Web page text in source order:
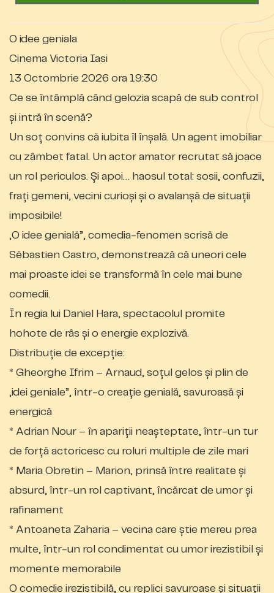
O idee geniala
Cinema Victoria Iasi
13 Octombrie 2026 ora 19:30
Ce se întâmplă când gelozia scapă de sub control
și intră în scenă?
Un soț convins că iubita îl înșală. Un agent imobiliar
cu zâmbet fatal. Un actor amator recrutat să joace
un rol periculos. Și apoi… haosul total: sosii, confuzii,
frați gemeni, vecini curioși și o avalanșă de situații
imposibile!
„O idee genială”, comedia-fenomen scrisă de
Sébastien Castro, demonstrează că uneori cele
mai proaste idei se transformă în cele mai bune
comedii.
În regia lui Daniel Hara, spectacolul promite
hohote de râs și o energie explozivă.
Distribuție de excepție:
* Gheorghe Ifrim – Arnaud, soțul gelos și plin de
„idei geniale”, într-o creație genială, savuroasă și
energică
* Adrian Nour – în apariții neașteptate, într-un tur
de forță actoricesc cu roluri multiple de zile mari
* Maria Obretin – Marion, prinsă între realitate și
absurd, într-un rol captivant, încărcat de umor și
rafinament
* Antoaneta Zaharia – vecina care știe mereu prea
multe, într-un rol condimentat cu umor irezistibil și
momente memorabile
O comedie irezistibilă, cu replici savuroase și situații